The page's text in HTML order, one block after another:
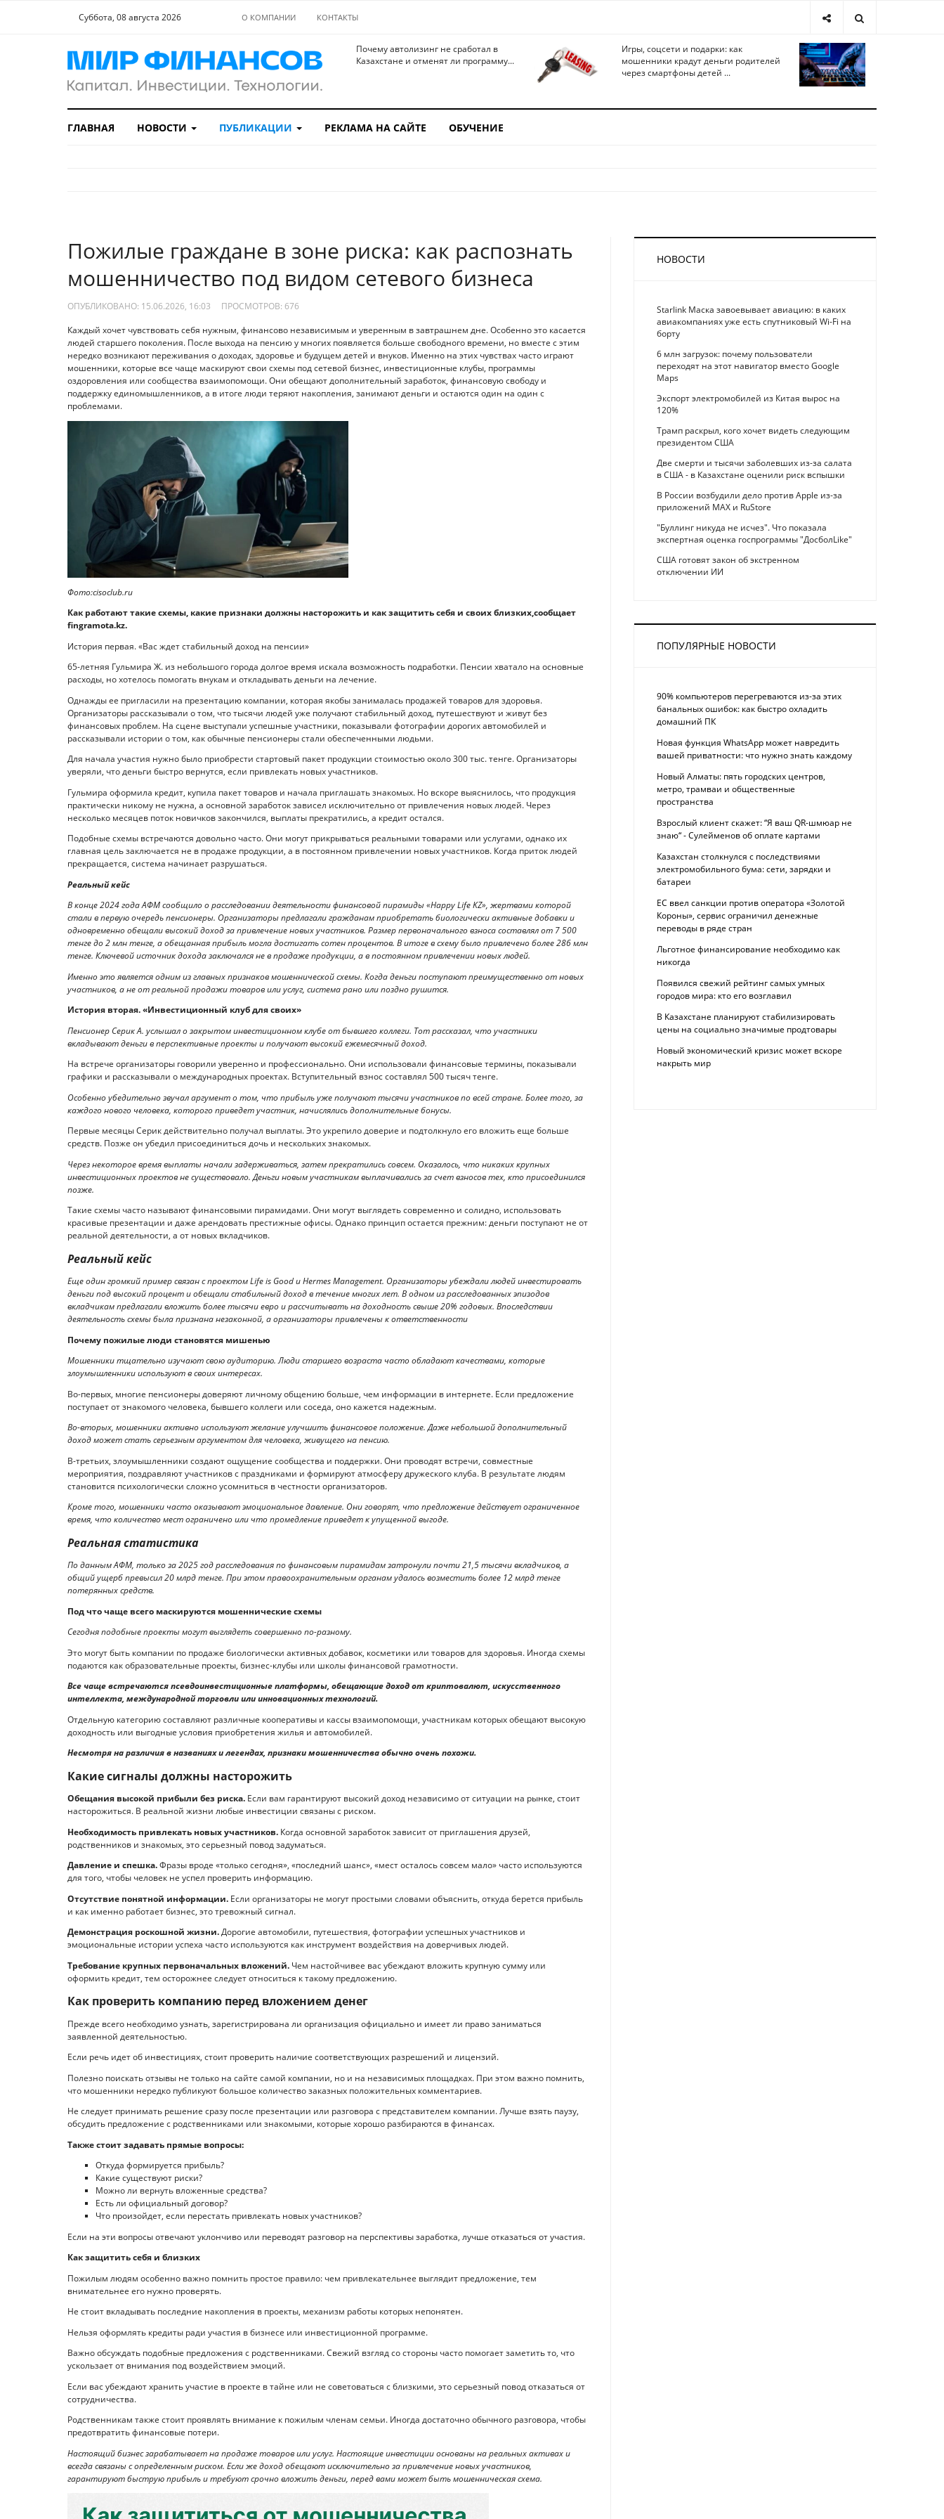
Суббота, 08 августа 2026 О КОМПАНИИ КОНТАКТЫ
Почему автолизинг не сработал в
Казахстане и отменят ли программу...
Игры, соцсети и подарки: как
мошенники крадут деньги родителей
через смартфоны детей ...
ГЛАВНАЯ НОВОСТИ ПУБЛИКАЦИИ РЕКЛАМА НА САЙТЕ ОБУЧЕНИЕ
Пожилые граждане в зоне риска: как распознать
мошенничество под видом сетевого бизнеса
ОПУБЛИКОВАНО: 15.06.2026, 16:03 ПРОСМОТРОВ: 676
Каждый хочет чувствовать себя нужным, финансово независимым и уверенным в завтрашнем дне. Особенно это касается
людей старшего поколения. После выхода на пенсию у многих появляется больше свободного времени, но вместе с этим
нередко возникают переживания о доходах, здоровье и будущем детей и внуков. Именно на этих чувствах часто играют
мошенники, которые все чаще маскируют свои схемы под сетевой бизнес, инвестиционные клубы, программы
оздоровления или сообщества взаимопомощи. Они обещают дополнительный заработок, финансовую свободу и
поддержку единомышленников, а в итоге люди теряют накопления, занимают деньги и остаются один на один с
проблемами.
Фото:cisoclub.ru
Как работают такие схемы, какие признаки должны насторожить и как защитить себя и своих близких,сообщает
fingramota.kz.
История первая. «Вас ждет стабильный доход на пенсии»
65-летняя Гульмира Ж. из небольшого города долгое время искала возможность подработки. Пенсии хватало на основные
расходы, но хотелось помогать внукам и откладывать деньги на лечение.
Однажды ее пригласили на презентацию компании, которая якобы занималась продажей товаров для здоровья.
Организаторы рассказывали о том, что тысячи людей уже получают стабильный доход, путешествуют и живут без
финансовых проблем. На сцене выступали успешные участники, показывали фотографии дорогих автомобилей и
рассказывали истории о том, как обычные пенсионеры стали обеспеченными людьми.
Для начала участия нужно было приобрести стартовый пакет продукции стоимостью около 300 тыс. тенге. Организаторы
уверяли, что деньги быстро вернутся, если привлекать новых участников.
Гульмира оформила кредит, купила пакет товаров и начала приглашать знакомых. Но вскоре выяснилось, что продукция
практически никому не нужна, а основной заработок зависел исключительно от привлечения новых людей. Через
несколько месяцев поток новичков закончился, выплаты прекратились, а кредит остался.
Подобные схемы встречаются довольно часто. Они могут прикрываться реальными товарами или услугами, однако их
главная цель заключается не в продаже продукции, а в постоянном привлечении новых участников. Когда приток людей
прекращается, система начинает разрушаться.
Реальный кейс
В конце 2024 года АФМ сообщило о расследовании деятельности финансовой пирамиды «Happy Life KZ», жертвами которой
стали в первую очередь пенсионеры. Организаторы предлагали гражданам приобретать биологически активные добавки и
одновременно обещали высокий доход за привлечение новых участников. Размер первоначального взноса составлял от 7 500
тенге до 2 млн тенге, а обещанная прибыль могла достигать сотен процентов. В итоге в схему было привлечено более 286 млн
тенге. Ключевой источник дохода заключался не в продаже продукции, а в постоянном привлечении новых людей.
Именно это является одним из главных признаков мошеннической схемы. Когда деньги поступают преимущественно от новых
участников, а не от реальной продажи товаров или услуг, система рано или поздно рушится.
История вторая. «Инвестиционный клуб для своих»
Пенсионер Серик А. услышал о закрытом инвестиционном клубе от бывшего коллеги. Тот рассказал, что участники
вкладывают деньги в перспективные проекты и получают высокий ежемесячный доход.
На встрече организаторы говорили уверенно и профессионально. Они использовали финансовые термины, показывали
графики и рассказывали о международных проектах. Вступительный взнос составлял 500 тысяч тенге.
Особенно убедительно звучал аргумент о том, что прибыль уже получают тысячи участников по всей стране. Более того, за
каждого нового человека, которого приведет участник, начислялись дополнительные бонусы.
Первые месяцы Серик действительно получал выплаты. Это укрепило доверие и подтолкнуло его вложить еще больше
средств. Позже он убедил присоединиться дочь и нескольких знакомых.
Через некоторое время выплаты начали задерживаться, затем прекратились совсем. Оказалось, что никаких крупных
инвестиционных проектов не существовало. Деньги новым участникам выплачивались за счет взносов тех, кто присоединился
позже.
Такие схемы часто называют финансовыми пирамидами. Они могут выглядеть современно и солидно, использовать
красивые презентации и даже арендовать престижные офисы. Однако принцип остается прежним: деньги поступают не от
реальной деятельности, а от новых вкладчиков.
Реальный кейс
Еще один громкий пример связан с проектом Life is Good и Hermes Management. Организаторы убеждали людей инвестировать
деньги под высокий процент и обещали стабильный доход в течение многих лет. В одном из расследованных эпизодов
вкладчикам предлагали вложить более тысячи евро и рассчитывать на доходность свыше 20% годовых. Впоследствии
деятельность схемы была признана незаконной, а организаторы привлечены к ответственности
Почему пожилые люди становятся мишенью
Мошенники тщательно изучают свою аудиторию. Люди старшего возраста часто обладают качествами, которые
злоумышленники используют в своих интересах.
Во-первых, многие пенсионеры доверяют личному общению больше, чем информации в интернете. Если предложение
поступает от знакомого человека, бывшего коллеги или соседа, оно кажется надежным.
Во-вторых, мошенники активно используют желание улучшить финансовое положение. Даже небольшой дополнительный
доход может стать серьезным аргументом для человека, живущего на пенсию.
В-третьих, злоумышленники создают ощущение сообщества и поддержки. Они проводят встречи, совместные
мероприятия, поздравляют участников с праздниками и формируют атмосферу дружеского клуба. В результате людям
становится психологически сложно усомниться в честности организаторов.
Кроме того, мошенники часто оказывают эмоциональное давление. Они говорят, что предложение действует ограниченное
время, что количество мест ограничено или что промедление приведет к упущенной выгоде.
Реальная статистика
По данным АФМ, только за 2025 год расследования по финансовым пирамидам затронули почти 21,5 тысячи вкладчиков, а
общий ущерб превысил 20 млрд тенге. При этом правоохранительным органам удалось возместить более 12 млрд тенге
потерянных средств.
Под что чаще всего маскируются мошеннические схемы
Сегодня подобные проекты могут выглядеть совершенно по-разному.
Это могут быть компании по продаже биологически активных добавок, косметики или товаров для здоровья. Иногда схемы
подаются как образовательные проекты, бизнес-клубы или школы финансовой грамотности.
Все чаще встречаются псевдоинвестиционные платформы, обещающие доход от криптовалют, искусственного
интеллекта, международной торговли или инновационных технологий.
Отдельную категорию составляют различные кооперативы и кассы взаимопомощи, участникам которых обещают высокую
доходность или выгодные условия приобретения жилья и автомобилей.
Несмотря на различия в названиях и легендах, признаки мошенничества обычно очень похожи.
Какие сигналы должны насторожить
Обещания высокой прибыли без риска. Если вам гарантируют высокий доход независимо от ситуации на рынке, стоит
насторожиться. В реальной жизни любые инвестиции связаны с риском.
Необходимость привлекать новых участников. Когда основной заработок зависит от приглашения друзей,
родственников и знакомых, это серьезный повод задуматься.
Давление и спешка.Фразы вроде «только сегодня», «последний шанс», «мест осталось совсем мало» часто используются
для того, чтобы человек не успел проверить информацию.
Отсутствие понятной информации. Если организаторы не могут простыми словами объяснить, откуда берется прибыль
и как именно работает бизнес, это тревожный сигнал.
Демонстрация роскошной жизни.Дорогие автомобили, путешествия, фотографии успешных участников и
эмоциональные истории успеха часто используются как инструмент воздействия на доверчивых людей.
Требование крупных первоначальных вложений. Чем настойчивее вас убеждают вложить крупную сумму или
оформить кредит, тем осторожнее следует относиться к такому предложению.
Как проверить компанию перед вложением денег
Прежде всего необходимо узнать, зарегистрирована ли организация официально и имеет ли право заниматься
заявленной деятельностью.
Если речь идет об инвестициях, стоит проверить наличие соответствующих разрешений и лицензий.
Полезно поискать отзывы не только на сайте самой компании, но и на независимых площадках. При этом важно помнить,
что мошенники нередко публикуют большое количество заказных положительных комментариев.
Не следует принимать решение сразу после презентации или разговора с представителем компании. Лучше взять паузу,
обсудить предложение с родственниками или знакомыми, которые хорошо разбираются в финансах.
Также стоит задавать прямые вопросы:
Откуда формируется прибыль?
Какие существуют риски?
Можно ли вернуть вложенные средства?
Есть ли официальный договор?
Что произойдет, если перестать привлекать новых участников?
Если на эти вопросы отвечают уклончиво или переводят разговор на перспективы заработка, лучше отказаться от участия.
Как защитить себя и близких
Пожилым людям особенно важно помнить простое правило: чем привлекательнее выглядит предложение, тем
внимательнее его нужно проверять.
Не стоит вкладывать последние накопления в проекты, механизм работы которых непонятен.
Нельзя оформлять кредиты ради участия в бизнесе или инвестиционной программе.
Важно обсуждать подобные предложения с родственниками. Свежий взгляд со стороны часто помогает заметить то, что
ускользает от внимания под воздействием эмоций.
Если вас убеждают хранить участие в проекте в тайне или не советоваться с близкими, это серьезный повод отказаться от
сотрудничества.
Родственникам также стоит проявлять внимание к пожилым членам семьи. Иногда достаточно обычного разговора, чтобы
предотвратить финансовые потери.
Настоящий бизнес зарабатывает на продаже товаров или услуг. Настоящие инвестиции основаны на реальных активах и
всегда связаны с определенным риском. Если же доход обещают исключительно за привлечение новых участников,
гарантируют быструю прибыль и требуют срочно вложить деньги, перед вами может быть мошенническая схема.
НОВОСТИ
Starlink Маска завоевывает авиацию: в каких
авиакомпаниях уже есть спутниковый Wi-Fi на
борту
6 млн загрузок: почему пользователи
переходят на этот навигатор вместо Google
Maps
Экспорт электромобилей из Китая вырос на
120%
Трамп раскрыл, кого хочет видеть следующим
президентом США
Две смерти и тысячи заболевших из-за салата
в США - в Казахстане оценили риск вспышки
В России возбудили дело против Apple из-за
приложений MAX и RuStore
"Буллинг никуда не исчез". Что показала
экспертная оценка госпрограммы "ДосболLike"
США готовят закон об экстренном
отключении ИИ
ПОПУЛЯРНЫЕ НОВОСТИ
90% компьютеров перегреваются из-за этих
банальных ошибок: как быстро охладить
домашний ПК
Новая функция WhatsApp может навредить
вашей приватности: что нужно знать каждому
Новый Алматы: пять городских центров,
метро, трамваи и общественные
пространства
Взрослый клиент скажет: “Я ваш QR-шмюар не
знаю“ - Сулейменов об оплате картами
Казахстан столкнулся с последствиями
электромобильного бума: сети, зарядки и
батареи
ЕС ввел санкции против оператора «Золотой
Короны», сервис ограничил денежные
переводы в ряде стран
Льготное финансирование необходимо как
никогда
Появился свежий рейтинг самых умных
городов мира: кто его возглавил
В Казахстане планируют стабилизировать
цены на социально значимые продтовары
Новый экономический кризис может вскоре
накрыть мир